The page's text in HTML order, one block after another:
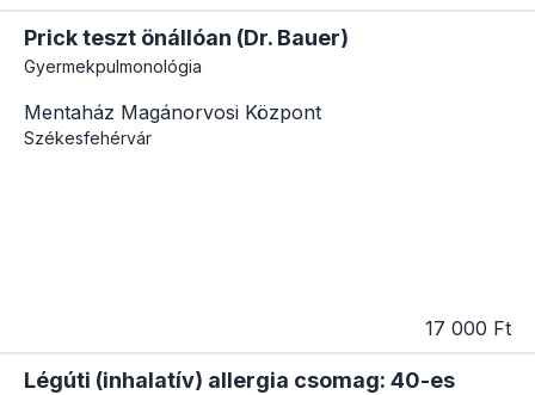
Prick teszt önállóan (Dr. Bauer)
Gyermekpulmonológia
Mentaház Magánorvosi Központ
Székesfehérvár
17 000 Ft
Légúti (inhalatív) allergia csomag: 40-es